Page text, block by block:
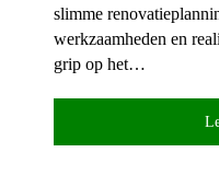
slimme
werkzaamheden en
grip op het…